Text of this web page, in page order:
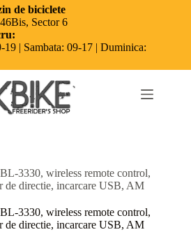
de biciclete
Sector 6
| Sambata: 09-17 | Duminica:
3330, wireless remote control,
directie, incarcare USB, AM
3330, wireless remote control,
directie, incarcare USB, AM